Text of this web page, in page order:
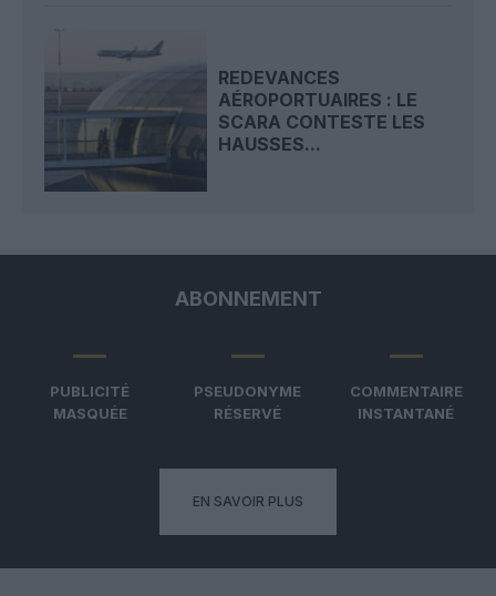
REDEVANCES
AÉROPORTUAIRES : LE
SCARA CONTESTE LES
HAUSSES...
ABONNEMENT
PUBLICITÉ
MASQUÉE
PSEUDONYME
RÉSERVÉ
COMMENTAIRE
INSTANTANÉ
EN SAVOIR PLUS